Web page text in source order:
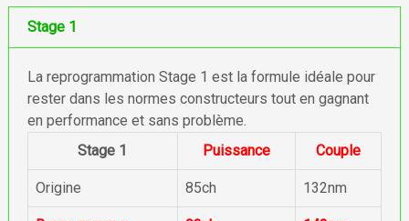
Stage 1
La reprogrammation Stage 1 est la formule idéale pour
rester dans les normes constructeurs tout en gagnant
en performance et sans problème.
Stage 1
Puissance Couple
Origine 85ch 132nm